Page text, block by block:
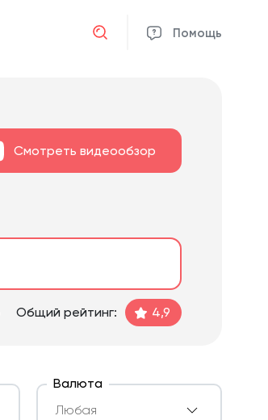
Помощь
Отмена
Смотреть видеообзор
Общий рейтинг: 4,9
Валюта